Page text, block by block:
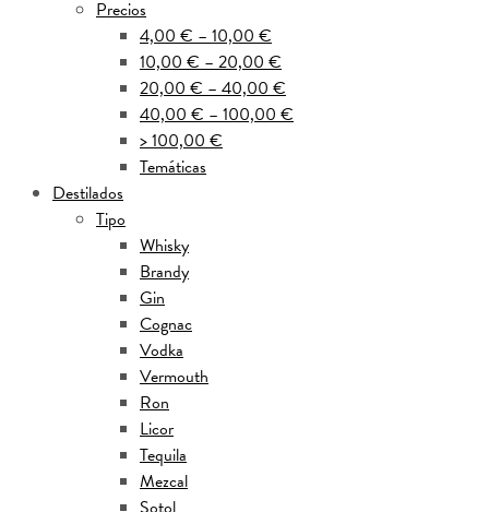
Precios
4,00 € – 10,00 €
10,00 € – 20,00 €
20,00 € – 40,00 €
40,00 € – 100,00 €
> 100,00 €
Temáticas
Destilados
Tipo
Whisky
Brandy
Gin
Cognac
Vodka
Vermouth
Ron
Licor
Tequila
Mezcal